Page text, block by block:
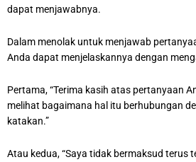
dapat menjawabnya.
Dalam menolak untuk menjawab
Anda dapat menjelaskannya dengan
Pertama, “Terima kasih atas pertanyaan
melihat bagaimana hal itu berhubungan
katakan.”
Atau kedua, “Saya tidak bermaksud terus